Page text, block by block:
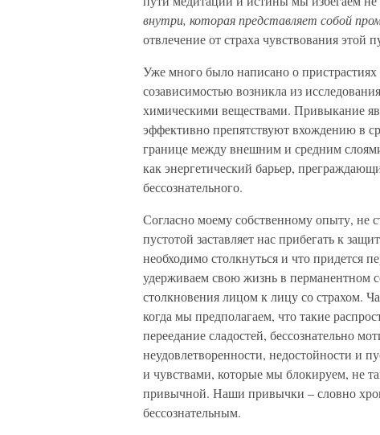
внутри, которая представляет собой
отвлечение от страха чувствования этой
Уже много было написано о
созависимостью возникла из
химическими веществами. Привыкание
эффективно препятствуют вхождению в
границе между внешним и средним
как энергетический барьер,
бессознательного.
Согласно моему собственному опыту, не
пустотой заставляет нас прибегать к
необходимо столкнуться и что придется
удерживаем свою жизнь в перманентном
столкновения лицом к лицу со страхом.
когда мы предполагаем, что такие
переедание сладостей, бессознательно
неудовлетворенности, недостойности и
и чувствами, которые мы блокируем, не
привычной. Наши привычки – словно
бессознательным.